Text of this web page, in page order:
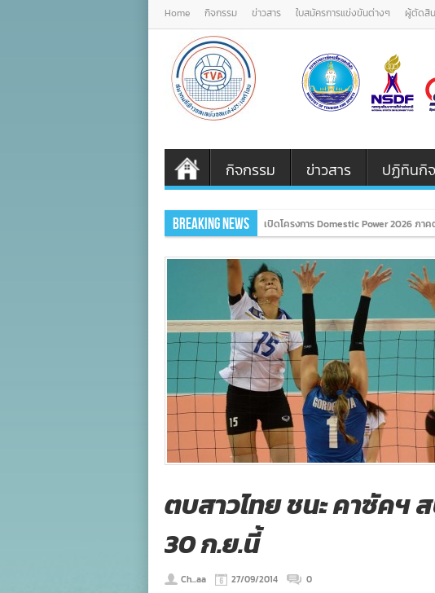
Home กิจกรรม ข่าวสาร ใบสมัครการแข่งขันต่างๆ ผู้ตัดสิ
กิจกรรม ข่าวสาร ปฏิทินกิ
Breaking News เปิดโครงการ Domestic Power 2026 ภา
ตบสาวไทย ชนะ คาซัคฯ
30 ก.ย.นี้
Ch...aa 27/09/2014 0